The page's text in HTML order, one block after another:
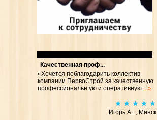
Качественная проф...
«Хочется поблагодарить коллектив
компании ПервоСтрой за качественную
профессиональн ую и оперативную ...»
Игорь А..., Минск